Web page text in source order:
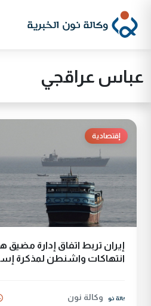
عباس عراقجي
إقتصادية
إيران تربط اتفاق إدارة
انتهاكات واشنطن لمذكرة
وكالة نون